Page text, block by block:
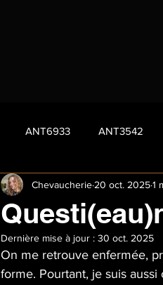
ANT6933 ANT3542
Chevaucherie 20 oct. 20251
Dernière mise à jour : 30 oct. 2025
On me retrouve enfermée,
forme. Pourtant, je suis